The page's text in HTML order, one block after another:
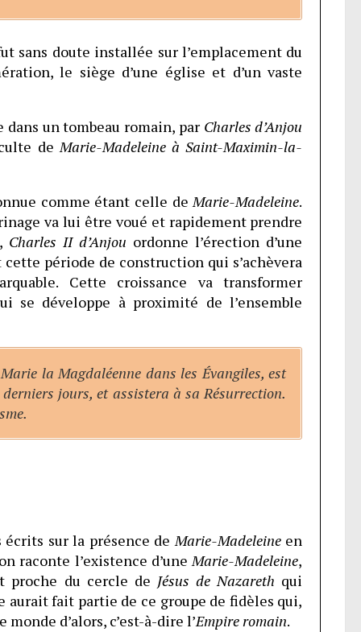
sans doute installée sur l’emplacement du
le siège d’une église et d’un vaste
un tombeau romain, par Charles d’Anjou
deMarie-Madeleine à Saint-Maximin-la-
comme étant celle deMarie-Madeleine.
va lui être voué et rapidement prendre
Charles II d’Anjou ordonne l’érection d’une
période de construction qui s’achèvera
Cette croissance va transformer
se développe à proximité de l’ensemble
la Magdaléenne dans les Évangiles, est
jours, et assistera à sa Résurrection.
sur la présence deMarie-Madeleineen
raconte l’existence d’uneMarie-Madeleine,
proche du cercle de Jésus de Nazareth qui
fait partie de ce groupe de fidèles qui,
d’alors, c’est-à-dire l’Empire romain.